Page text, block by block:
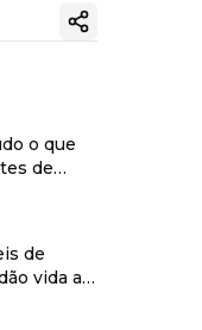
Copiar link
o que
de
de
vida ao